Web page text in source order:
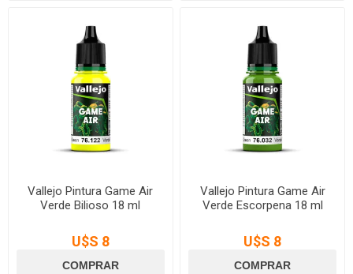
Vallejo Pintura Game Air
Verde Bilioso 18 ml
U$S 8
Vallejo Pintura Game Air
Verde Escorpena 18 ml
U$S 8